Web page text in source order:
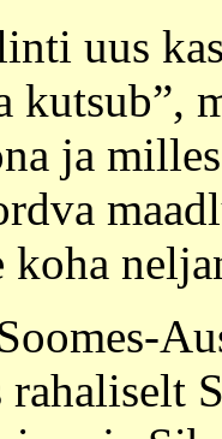
uus
kutsub”,
ja
koha